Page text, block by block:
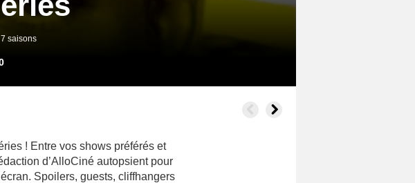
saisons
! Entre vos shows préférés et
d’AlloCiné autopsient pour
Spoilers, guests, cliffhangers